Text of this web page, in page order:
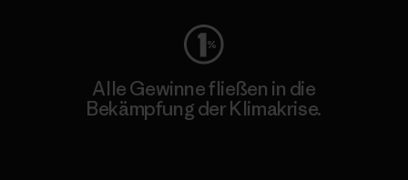
Alle Gewinne fließen in die
Bekämpfung der Klimakrise.